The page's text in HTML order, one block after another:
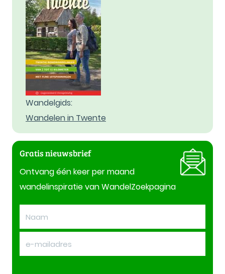
Wandelgids:
Wandelen in Twente
Gratis nieuwsbrief
Ontvang één keer per maand
wandelinspiratie van WandelZoekpagina